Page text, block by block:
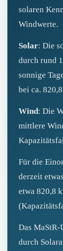
solaren
Windwerte.
Solar: Die
durch rund
sonnige
bei ca.
Wind: Die
mittlere
Für die
derzeit
etwa 820,8
Das
durch